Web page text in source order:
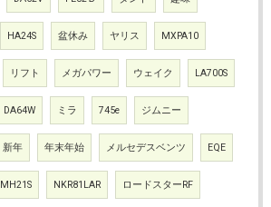
HA24S 盆休み ヤリス MXPA10
リフト メガパワー ウェイク LA700S
DA64W ミラ 745e ジムニー
新年 年末年始 メルセデスベンツ EQE
MH21S NKR81LAR ロードスターRF